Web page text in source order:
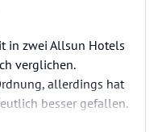
in zwei Allsun Hotels
verglichen.
allerdings hat
besser gefallen.